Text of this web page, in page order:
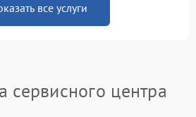
все услуги
сервисного центра